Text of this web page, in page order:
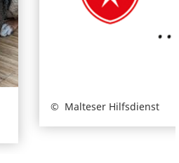
Malteser Hilfsdienst